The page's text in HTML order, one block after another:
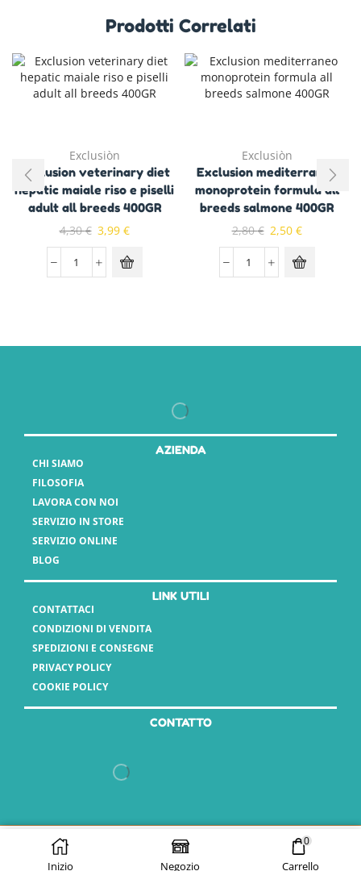
Prodotti Correlati
Exclusiòn
Exclusion veterinary diet
hepatic maiale riso e piselli
adult all breeds 400GR
4,30€ 3,99 €
Exclusiòn
Exclusion mediterraneo
monoprotein formula all
breeds salmone 400GR
2,80€ 2,50 €
AZIENDA
CHI SIAMO
FILOSOFIA
LAVORA CON NOI
SERVIZIO IN STORE
SERVIZIO ONLINE
BLOG
LINK UTILI
CONTATTACI
CONDIZIONI DI VENDITA
SPEDIZIONI E CONSEGNE
PRIVACY POLICY
COOKIE POLICY
CONTATTO
Copyright 2025 - Vasauro srl // P.Iva 15808561003
ACQUISTA ORA
Inizio Negozio
0
Carrello